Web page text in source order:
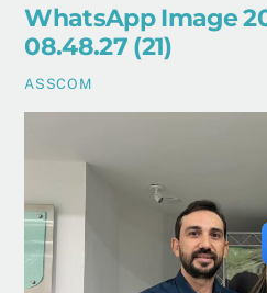
WhatsApp Image
08.48.27 (21)
ASSCOM